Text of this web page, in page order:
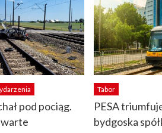
pod pociąg.
Tabor
PESA
bydgoska